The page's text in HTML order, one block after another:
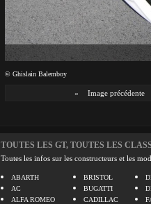
© Ghislain Balemboy
« Image précédente
TOUTES LES GT, TOUTES LES
Toutes les infos sur les constructeurs et les
ABARTH
AC
ALFA ROMEO
BRISTOL
BUGATTI
CADILLAC